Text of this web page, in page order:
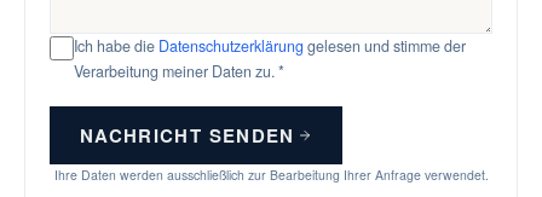
Ich habe die Datenschutzerklärung gelesen und stimme der
Verarbeitung meiner Daten zu. *
NACHRICHT SENDEN
Ihre Daten werden ausschließlich zur Bearbeitung Ihrer Anfrage verwendet.